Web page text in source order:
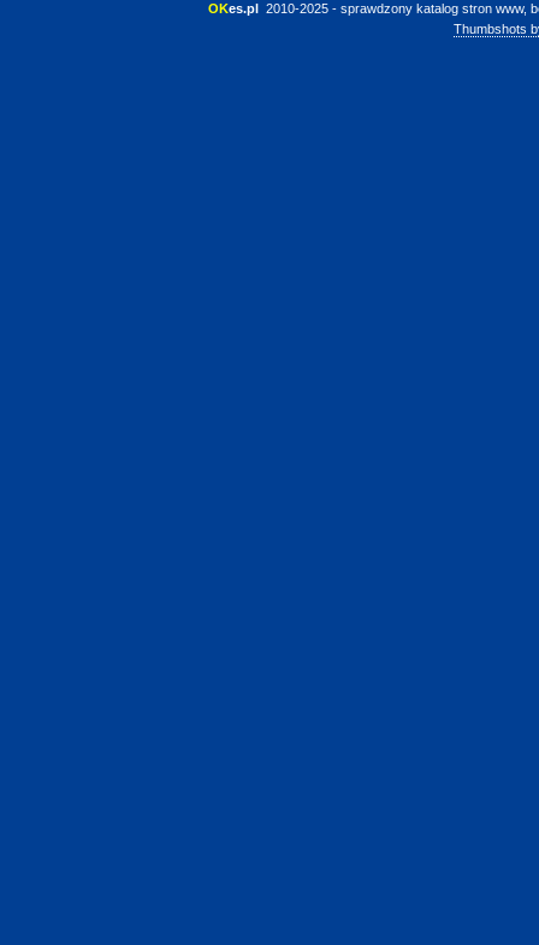
OKes.pl 2010-2025 - sprawdzony katalog stron www,
Thumbshots